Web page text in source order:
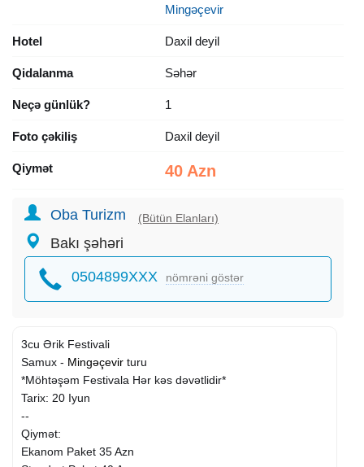
Mingəçevir
Hotel Daxil deyil
Qidalanma Səhər
Neçə günlük? 1
Foto çəkiliş Daxil deyil
Qiymət 40 Azn
Oba Turizm (Bütün Elanları)
Bakı şəhəri
0504899XXX nömrəni göstər
3cu Ərik Festivali
Samux - Mingəçevir turu
*Möhtəşəm Festivala Hər kəs dəvətlidir*
Tarix: 20 Iyun
--
Qiymət:
Ekanom Paket 35 Azn